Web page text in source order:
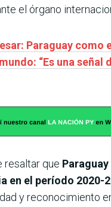
el órgano
Paraguay como
“Es una señal
resaltar que
en el período 2020-
y reconocimiento